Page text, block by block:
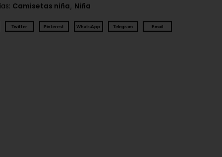
Camisetas niña, Niña
Twitter Pinterest WhatsApp Telegram Email